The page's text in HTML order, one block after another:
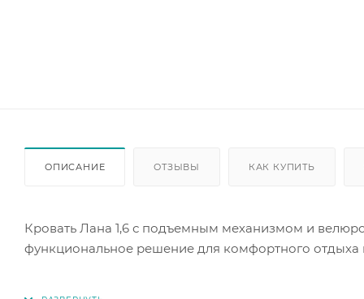
ОПИСАНИЕ ОТЗЫВЫ КАК КУПИТЬ
Кровать Лана 1,6 с подъемным механизмом и
функциональное решение для комфортного отдыха